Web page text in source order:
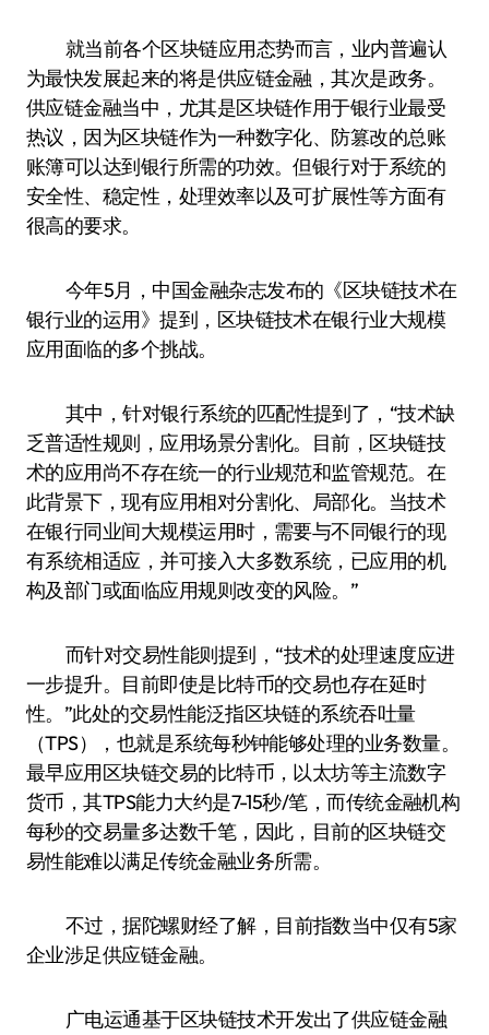
就当前各个区块链应用态势而言，业内普遍认
为最快发展起来的将是供应链金融，其次是政务。
供应链金融当中，尤其是区块链作用于银行业最受
热议，因为区块链作为一种数字化、防篡改的总账
账簿可以达到银行所需的功效。但银行对于系统的
安全性、稳定性，处理效率以及可扩展性等方面有
很高的要求。
今年5月，中国金融杂志发布的《区块链技术在
银行业的运用》提到，区块链技术在银行业大规模
应用面临的多个挑战。
其中，针对银行系统的匹配性提到了，“技术缺
乏普适性规则，应用场景分割化。目前，区块链技
术的应用尚不存在统一的行业规范和监管规范。在
此背景下，现有应用相对分割化、局部化。当技术
在银行同业间大规模运用时，需要与不同银行的现
有系统相适应，并可接入大多数系统，已应用的机
构及部门或面临应用规则改变的风险。”
而针对交易性能则提到，“技术的处理速度应进
一步提升。目前即使是比特币的交易也存在延时
性。”此处的交易性能泛指区块链的系统吞吐量
（TPS），也就是系统每秒钟能够处理的业务数量。
最早应用区块链交易的比特币，以太坊等主流数字
货币，其TPS能力大约是7-15秒/笔，而传统金融机构
每秒的交易量多达数千笔，因此，目前的区块链交
易性能难以满足传统金融业务所需。
不过，据陀螺财经了解，目前指数当中仅有5家
企业涉足供应链金融。
广电运通基于区块链技术开发出了供应链金融